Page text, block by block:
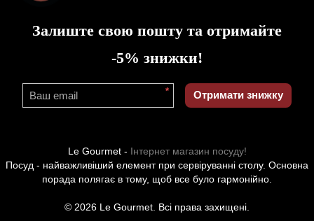
Залиште свою пошту та отримайте
-5% знижки!
* Отримати знижку
Le Gourmet - Інтернет магазин посуду!
Посуд - найважливіший елемент при сервіруванні столу. Основна
порада полягає в тому, щоб все було гармонійно.
© 2026 Le Gourmet. Всі права захищені.